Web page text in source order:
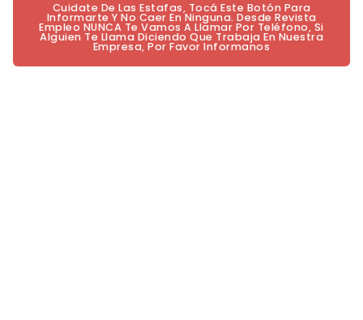
Cuidate De Las Estafas, Tocá Este Botón Para
Informarte Y No Caer En Ninguna. Desde Revista
Empleo NUNCA Te Vamos A Llamar Por Teléfono, Si
Alguien Te Llama Diciendo Que Trabaja En Nuestra
Empresa, Por Favor Informanos